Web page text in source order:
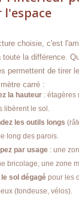
choisie, c'est
toute la différence.
permettent de tirer
carré :
la hauteur : étagères
libèrent le sol.
les outils longs
long des parois.
par usage : une
bricolage, une zone
sol dégagé pour les
(tondeuse, vélos).